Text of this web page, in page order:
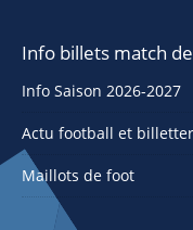
Info billets match
Info Saison 2026-2027
Actu football et
Maillots de foot